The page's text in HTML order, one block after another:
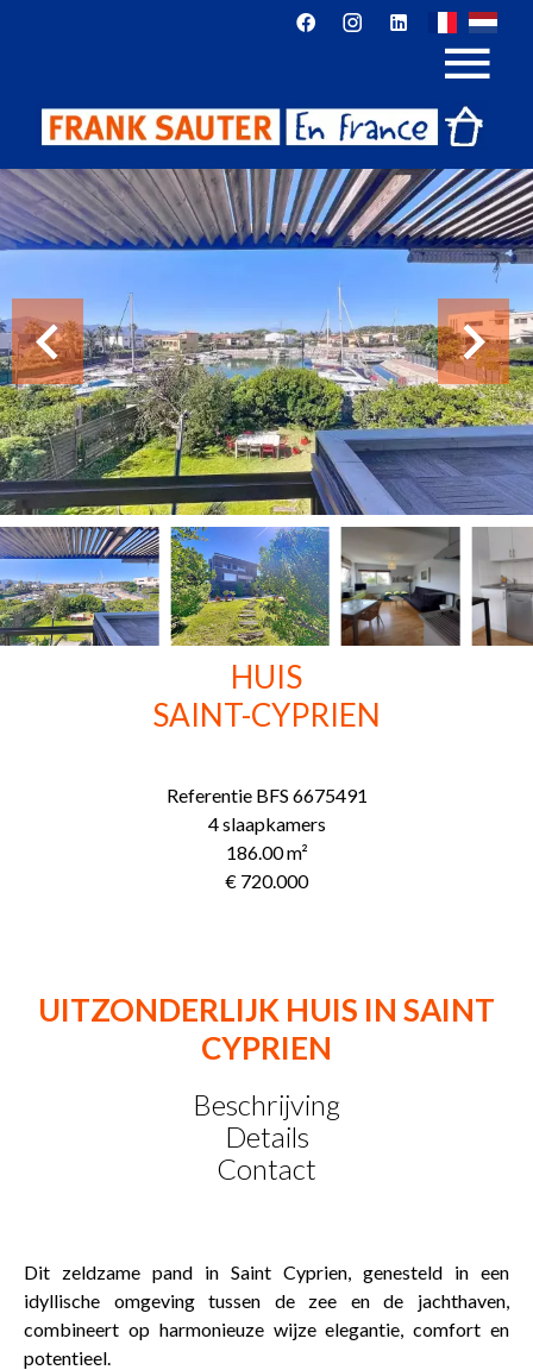
HUIS
SAINT-CYPRIEN
ReferentieBFS 6675491
4 slaapkamers
186.00m²
€ 720.000
UITZONDERLIJK HUIS IN SAINT
CYPRIEN
Beschrijving
Details
Contact
Dit zeldzame pand in Saint Cyprien, genesteld in een
idyllische omgeving tussen de zee en de jachthaven,
combineert op harmonieuze wijze elegantie, comfort en
potentieel.